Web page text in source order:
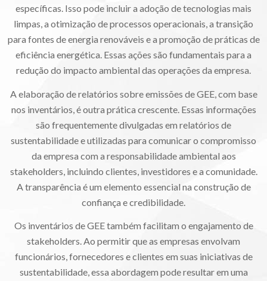
específicas. Isso pode incluir a adoção de tecnologias mais
limpas, a otimização de processos operacionais, a transição
para fontes de energia renováveis e a promoção de práticas de
eficiência energética. Essas ações são fundamentais para a
redução do impacto ambiental das operações da empresa.
A elaboração de relatórios sobre emissões de GEE, com base
nos inventários, é outra prática crescente. Essas informações
são frequentemente divulgadas em relatórios de
sustentabilidade e utilizadas para comunicar o compromisso
da empresa com a responsabilidade ambiental aos
stakeholders, incluindo clientes, investidores e a comunidade.
A transparência é um elemento essencial na construção de
confiança e credibilidade.
Os inventários de GEE também facilitam o engajamento de
stakeholders. Ao permitir que as empresas envolvam
funcionários, fornecedores e clientes em suas iniciativas de
sustentabilidade, essa abordagem pode resultar em uma